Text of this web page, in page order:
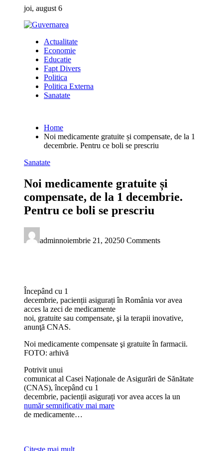
content
joi, august 6
Actualitate
Economie
Educatie
Fapt Divers
Politica
Politica Externa
Sanatate
Home
Noi medicamente gratuite și compensate, de la 1
decembrie. Pentru ce boli se prescriu
Sanatate
Noi medicamente gratuite și
compensate, de la 1 decembrie.
Pentru ce boli se prescriu
adminnoiembrie 21, 20250 Comments
Începând cu 1
decembrie, pacienții asigurați în România vor avea
acces la zeci de medicamente
noi, gratuite sau compensate, şi la terapii inovative,
anunţă CNAS.
Noi medicamente compensate şi gratuite în farmacii.
FOTO: arhivă
Potrivit unui
comunicat al Casei Naționale de Asigurări de Sănătate
(CNAS), începând cu 1
decembrie, pacienții asigurați vor avea acces la un
număr semnificativ mai mare
de medicamente…
Citeşte mai mult